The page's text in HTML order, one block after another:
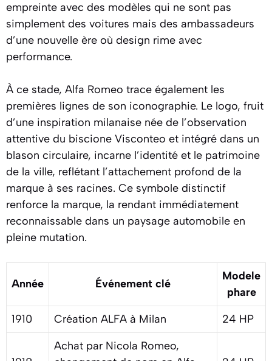
empreinte avec des modèles qui ne sont pas
simplement des voitures mais des ambassadeurs
d’une nouvelle ère où design rime avec
performance.
À ce stade, Alfa Romeo trace également les
premières lignes de son iconographie. Le logo, fruit
d’une inspiration milanaise née de l’observation
attentive du biscione Visconteo et intégré dans un
blason circulaire, incarne l’identité et le patrimoine
de la ville, reflétant l’attachement profond de la
marque à ses racines. Ce symbole distinctif
renforce la marque, la rendant immédiatement
reconnaissable dans un paysage automobile en
pleine mutation.
Année Événement clé
Modele
phare
1910
Création ALFA à Milan 24 HP
Achat par Nicola Romeo,